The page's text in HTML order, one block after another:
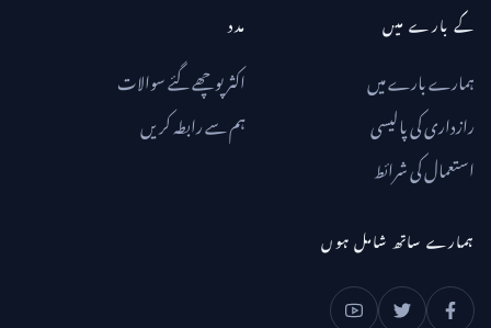
کے بارے میں
ہمارے بارے میں
رازداری کی پالیسی
استعمال کی شرائط
مدد
اکثر پوچھے گئے سوالات
ہم سے رابطہ کریں
ہمارے ساتھ شامل ہوں